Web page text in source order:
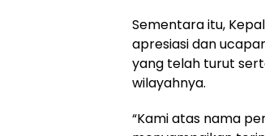
Sementara itu,
apresiasi dan
yang telah turut
wilayahnya.
“Kami atas nama